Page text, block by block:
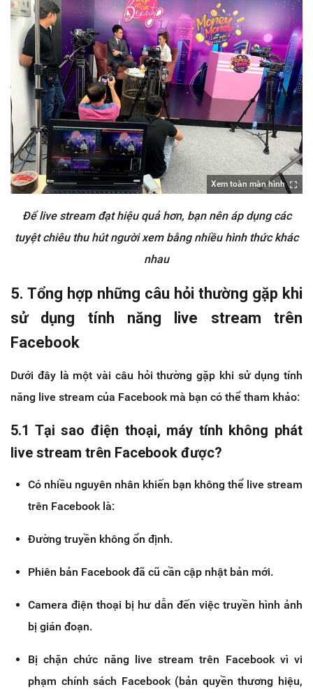
Xem toàn màn hình
Để live stream đạt hiệu quả hơn, bạn nên áp dụng các
tuyệt chiêu thu hút người xem bằng nhiều hình thức khác
nhau
5. Tổng hợp những câu hỏi thường gặp khi
sử dụng tính năng live stream trên
Facebook
Dưới đây là một vài câu hỏi thường gặp khi sử dụng tính
năng live stream của Facebook mà bạn có thể tham khảo:
5.1 Tại sao điện thoại, máy tính không phát
live stream trên Facebook được?
Có nhiều nguyên nhân khiến bạn không thể live stream
trên Facebook là:
Đường truyền không ổn định.
Phiên bản Facebook đã cũ cần cập nhật bản mới.
Camera điện thoại bị hư dẫn đến việc truyền hình ảnh
bị gián đoạn.
Bị chặn chức năng live stream trên Facebook vì vi
phạm chính sách Facebook (bản quyền thương hiệu,